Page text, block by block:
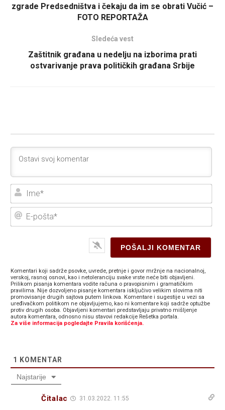
zgrade Predsedništva i čekaju da im se obrati Vučić –
FOTO REPORTAŽA
Sledeća vest
Zaštitnik građana u nedelju na izborima prati
ostvarivanje prava političkih građana Srbije
E-
Komentari koji sadrže psovke, uvrede, pretnje i govor mržnje na nacionalnoj,
verskoj, rasnoj osnovi, kao i netoleranciju svake vrste neće biti objavljeni.
Prilikom pisanja komentara vodite računa o pravopisnim i gramatičkim
pravilima. Nije dozvoljeno pisanje komentara isključivo velikim slovima niti
promovisanje drugih sajtova putem linkova. Komentare i sugestije u vezi sa
uređivačkom politikom ne objavljujemo, kao ni komentare koji sadrže optužbe
protiv drugih osoba. Objavljeni komentari predstavljaju privatno mišljenje
autora komentara, odnosno nisu stavovi redakcije Rešetka portala.
Za više informacija pogledajte Pravila korišćenja.
1 KOMENTAR
Najstarije
Čitalac 31.03.2022. 11:55